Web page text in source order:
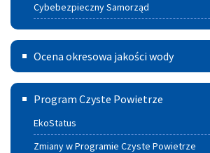
Cybebezpieczny Samorząd
Ocena
okresowa
jakości
wody
Ocena okresowa jakości wody
Program
czyste
powietrze
Program Czyste Powietrze
EkoStatus
Zmiany w Programie Czyste Powietrze